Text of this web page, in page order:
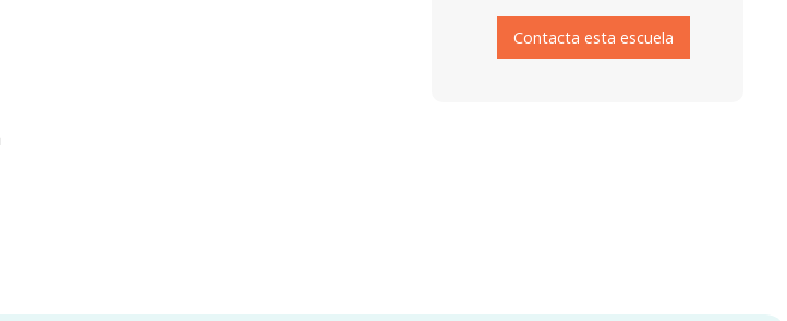
Contacta esta escuela